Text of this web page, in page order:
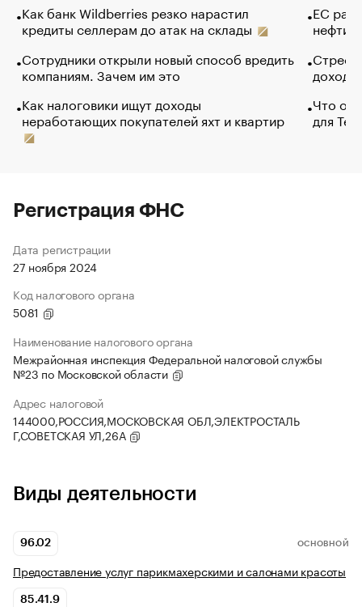
Как банк Wildberries резко нарастил
кредиты селлерам до атак на склады
Сотрудники открыли новый способ вредить
компаниям. Зачем им это
Как налоговики ищут доходы
неработающих покупателей яхт и квартир
ЕС
нефти
Что
для
Регистрация ФНС
Дата регистрации
27 ноября 2024
Код налогового органа
5081
Наименование налогового органа
Межрайонная инспекция Федеральной налоговой службы
№23 по Московской области
Адрес налоговой
144000,РОССИЯ,МОСКОВСКАЯ ОБЛ,ЭЛЕКТРОСТАЛЬ
Г,СОВЕТСКАЯ УЛ,26А
Виды деятельности
96.02 ОСНОВНОЙ
Предоставление услуг парикмахерскими и салонами красоты
85.41.9